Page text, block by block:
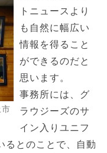
トニュースより
も自然に幅広い
情報を得ること
ができるのだと
思います。
事務所には、グ
ラウジーズのサ
イン入りユニフ
とのことで、自動